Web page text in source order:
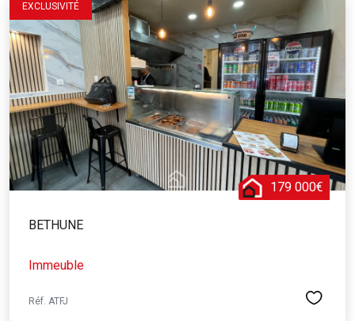
inscrit au patrimoine mondial de l'UNESCO. D'autres édifices
notables tels que la tour Saint-Ignace et l'église Saint-Vaast
contribuent à la richesse culturelle de la commune.
EXCLUSIVITÉ
179 000€
BETHUNE
Immeuble
Réf. ATFJ